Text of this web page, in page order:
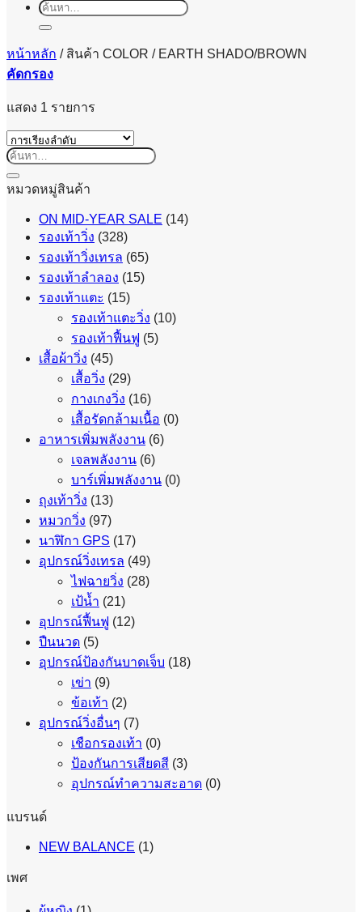
ค้นหา:
หน้าหลัก /สินค้า COLOR /EARTH SHADO/BROWN
คัดกรอง
แสดง 1 รายการ
ค้นหา:
หมวดหมู่สินค้า
ON MID-YEAR SALE (14)
รองเท้าวิ่ง (328)
รองเท้าวิ่งเทรล (65)
รองเท้าลำลอง (15)
รองเท้าแตะ (15)
รองเท้าแตะวิ่ง (10)
รองเท้าฟื้นฟู (5)
เสื้อผ้าวิ่ง (45)
เสื้อวิ่ง (29)
กางเกงวิ่ง (16)
เสื้อรัดกล้ามเนื้อ (0)
อาหารเพิ่มพลังงาน (6)
เจลพลังงาน (6)
บาร์เพิ่มพลังงาน (0)
ถุงเท้าวิ่ง (13)
หมวกวิ่ง (97)
นาฬิกา GPS (17)
อุปกรณ์วิ่งเทรล (49)
ไฟฉายวิ่ง (28)
เป้น้ำ (21)
อุปกรณ์ฟื้นฟู (12)
ปืนนวด (5)
อุปกรณ์ป้องกันบาดเจ็บ (18)
เข่า (9)
ข้อเท้า (2)
อุปกรณ์วิ่งอื่นๆ (7)
เชือกรองเท้า (0)
ป้องกันการเสียดสี (3)
อุปกรณ์ทำความสะอาด (0)
แบรนด์
NEW BALANCE (1)
เพศ